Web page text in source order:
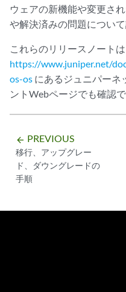
ウェアの新機能や変更さ
や解決済みの問題について
これらのリリースノートは
https://www.juniper.net/
os-os にあるジュニパーネ
ントWebページでも確認で
arrow_backward PREVIOUS
移行、アップグレー
ド、ダウングレードの
手順